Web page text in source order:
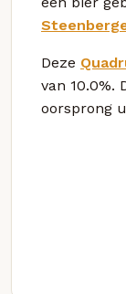
Deze
van 10.0%.
oorsprong